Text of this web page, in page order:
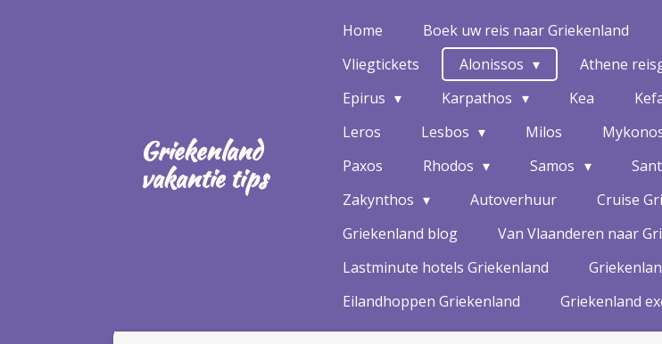
Griekenland
vakantie tips
Home Boek uw reis naar Griekenland
Vliegtickets
Alonissos Athene
Epirus
Karpathos Kea
Leros
Lesbos Milos
Paxos
Rhodos Samos
Zakynthos
Autoverhuur Cruise
Griekenland blog
Van Vlaanderen naar
Lastminute hotels Griekenland
Eilandhoppen Griekenland
Griekenland